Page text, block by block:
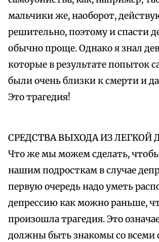
мальчики же, наоборот,
решительно, поэтому и спасти
обычно проще. Однако я знал
которые в результате попыток
были очень близки к смерти и
Это трагедия!
СРЕДСТВА ВЫХОДА ИЗ ЛЕГКОЙ
Что же мы можем сделать,
нашим подросткам в случае
первую очередь надо уметь
депрессию как можно раньше,
произошла трагедия. Это
должны быть знакомы со